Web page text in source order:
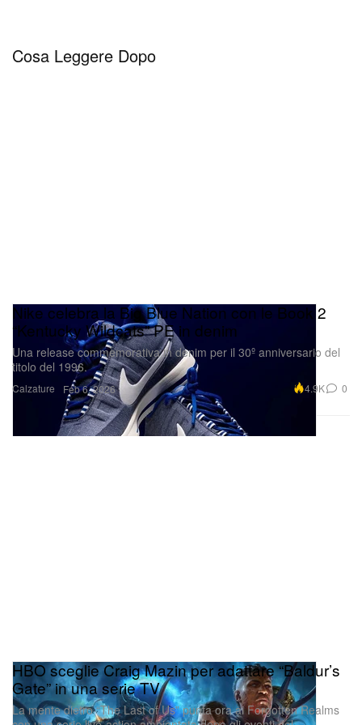
Cosa Leggere Dopo
Calzature
Nike celebra la Big Blue Nation con le Book 2
“Kentucky Wildcats” PE in denim
Una release commemorativa in denim per il 30º anniversario del
titolo del 1996.
Feb 6, 2026 4.9K 0
HBO sceglie Craig Mazin per adattare “Baldur’s
Gate” in una serie TV
La mente dietro “The Last of Us” punta ora ai Forgotten Realms